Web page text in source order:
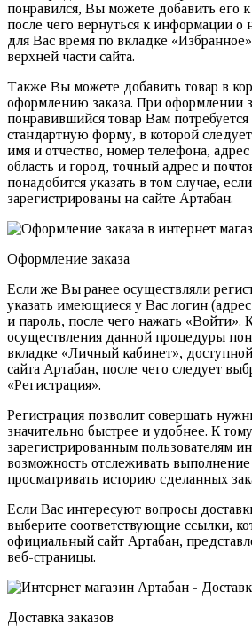
понравился, Вы можете добавить его
после чего вернуться к информации о
для Вас время по вкладке
верхней части сайта.
Также Вы можете добавить товар в
оформлению заказа. При оформлении
понравившийся товар Вам потребуется
стандартную форму, в которой
имя и отчество, номер телефона,
область и город, точный адрес и
понадобится указать в том случае,
зарегистрированы на сайте Артабан.
Оформление заказа
Если же Вы ранее осуществляли
указать имеющиеся у Вас логин
и пароль, после чего нажать «Войти».
осуществления данной процедуры
вкладке «Личный кабинет»,
сайта Артабан, после чего следует
«Регистрация».
Регистрация позволит совершать
значительно быстрее и удобнее. К
зарегистрированным пользователям
возможность отслеживать выполнение
просматривать историю сделанных
Если Вас интересуют вопросы
выберите соответствующие ссылки,
официальный сайт Артабан,
веб-страницы.
Доставка заказов